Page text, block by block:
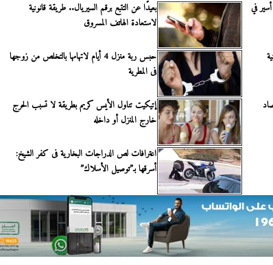
في
بعيدًا عن التتبع برقم السيريال.. طريقة قانونية
لاستعادة الهاتف المسروق
حبس ربة منزل 4 أيام لاتهامها بالتخلص من زوجها
فى المطرية
إتيكيت تناول الأيس كريم بطريقة لا تسبب الحرج
خارج المنزل أو داخله
اعترافات لص الدراجات البخارية فى كفر الشيخ:
أسرقها بـ”توصيل الأسلاك”